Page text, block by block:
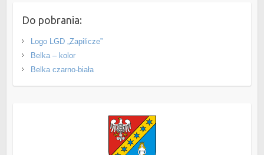
Do pobrania:
Logo LGD „Zapilicze”
Belka – kolor
Belka czarno-biała